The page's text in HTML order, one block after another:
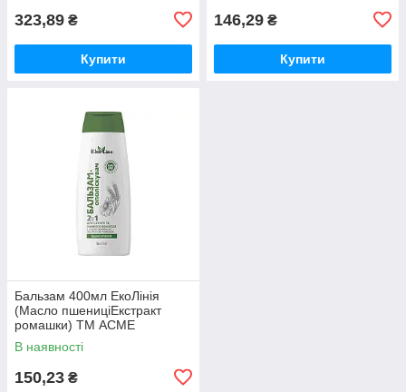
323,89 ₴
Купити
146,29 ₴
Купити
Бальзам 400мл ЕкоЛінія
(Масло пшениціЕкстракт
ромашки) ТМ ACME
В наявності
150,23 ₴